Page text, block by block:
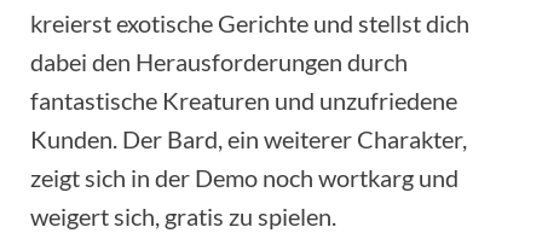
kreierst exotische Gerichte und stellst dich
dabei den Herausforderungen durch
fantastische Kreaturen und unzufriedene
Kunden. Der Bard, ein weiterer Charakter,
zeigt sich in der Demo noch wortkarg und
weigert sich, gratis zu spielen.